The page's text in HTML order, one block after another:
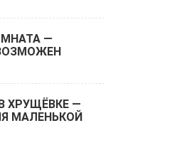
—
ХРУЩЁВКЕ —
МАЛЕНЬКОЙ